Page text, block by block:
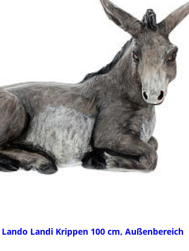
Landi Krippen 100 cm, Außenbereich